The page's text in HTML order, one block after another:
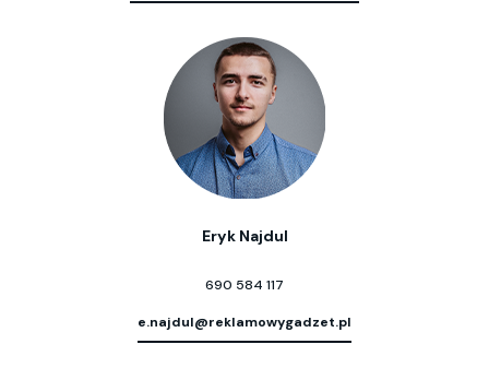
Eryk Najdul
690 584 117
e.najdul@reklamowygadzet.pl